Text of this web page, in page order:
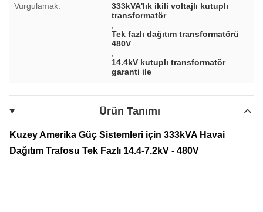
Vurgulamak:
333kVA'lık ikili voltajlı kutuplı
transformatör
Tek fazlı dağıtım transformatörü
480V
14.4kV kutuplı transformatör
garanti ile
Ürün Tanımı
Kuzey Amerika Güç Sistemleri için 333kVA Havai
Dağıtım Trafosu Tek Fazlı 14.4-7.2kV - 480V